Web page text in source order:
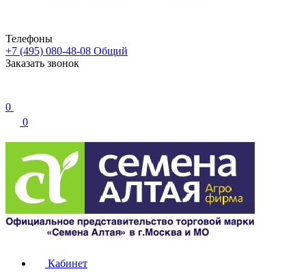
Телефоны
+7 (495) 080-48-08 Общий
Заказать звонок
0
0
Кабинет